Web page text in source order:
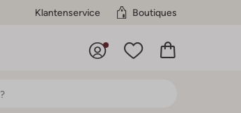
Klantenservice Boutiques